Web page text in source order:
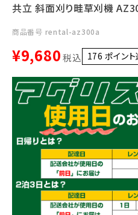
0739-72-4532
共立 斜面刈り畦草刈機
商品番号 rental-az300a
¥9,680 税込 176 ポイント